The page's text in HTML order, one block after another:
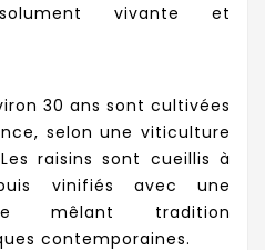
vivante et
30 ans sont cultivées
selon une viticulture
raisins sont cueillis à
vinifiés avec une
mêlant tradition
contemporaines.